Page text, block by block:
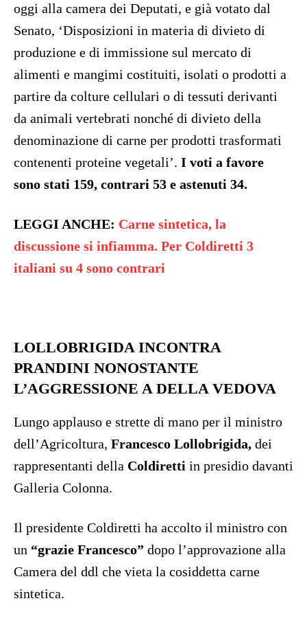
oggi alla camera dei Deputati, e già votato dal
Senato, ‘Disposizioni in materia di divieto di
produzione e di immissione sul mercato di
alimenti e mangimi costituiti, isolati o prodotti a
partire da colture cellulari o di tessuti derivanti
da animali vertebrati nonché di divieto della
denominazione di carne per prodotti trasformati
contenenti proteine vegetali’. I voti a favore
sono stati 159, contrari 53 e astenuti 34.
LEGGI ANCHE: Carne sintetica, la
discussione si infiamma. Per Coldiretti 3
italiani su 4 sono contrari
LOLLOBRIGIDA INCONTRA
PRANDINI NONOSTANTE
L’AGGRESSIONE A DELLA VEDOVA
Lungo applauso e strette di mano per il ministro
dell’Agricoltura, Francesco Lollobrigida, dei
rappresentanti della Coldiretti in presidio davanti
Galleria Colonna.
Il presidente Coldiretti ha accolto il ministro con
un “grazie Francesco” dopo l’approvazione alla
Camera del ddl che vieta la cosiddetta carne
sintetica.